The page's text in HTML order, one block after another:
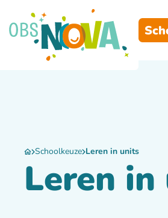
Schoolkeuze Leren in units
Leren